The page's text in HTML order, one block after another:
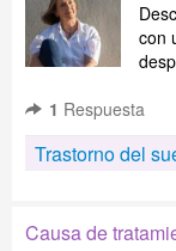
con
1 Respuesta
Trastorno del
Causa de